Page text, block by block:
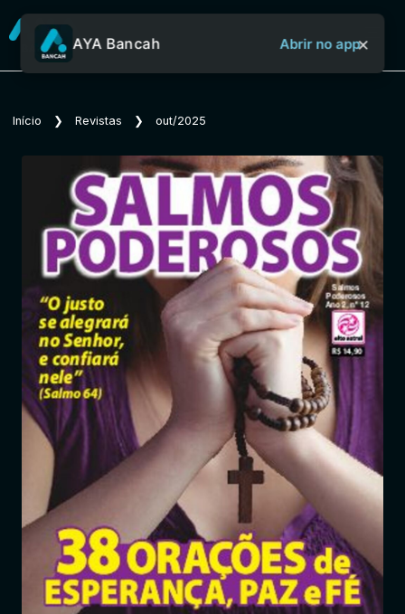
Sobre o Aya Bancah
Início
Revistas
Jornais
Notícias
Entrar
AYA Bancah Abrir no app×
Início ❯ Revistas ❯ out/2025